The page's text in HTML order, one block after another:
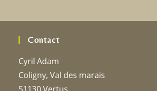
Contact
Cyril Adam
Coligny, Val des marais